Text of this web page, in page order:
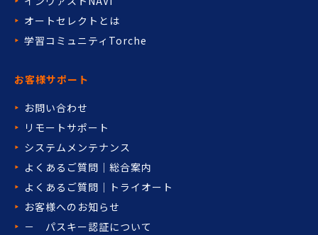
オートセレクトとは
学習コミュニティTorche
お客様サポート
お問い合わせ
リモートサポート
システムメンテナンス
よくあるご質問｜総合案内
よくあるご質問｜トライオート
お客様へのお知らせ
－ パスキー認証について